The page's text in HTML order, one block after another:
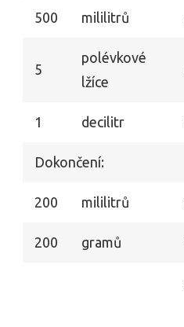
500 mililitrů
5
polévkové
lžíce
1 decilitr
Dokončení:
200 mililitrů
200 gramů